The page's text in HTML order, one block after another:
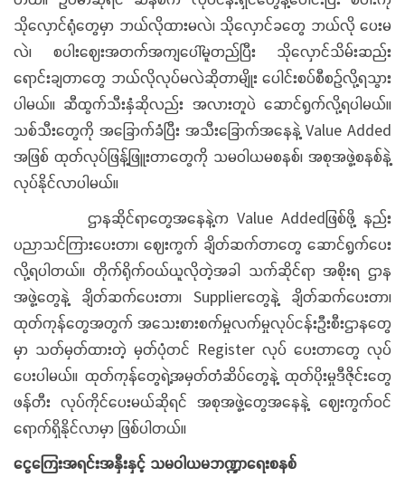
သိုလှောင်ရုံတွေမှာ ဘယ်လိုထားမလဲ၊ သိုလှောင်ခတွေ ဘယ်လို ပေးမ
လဲ၊ စပါးဈေးအတက်အကျပေါ်မူတည်ပြီး သိုလှောင်သိမ်းဆည်း
ရောင်းချတာတွေ ဘယ်လိုလုပ်မလဲဆိုတာမျိုး ပေါင်းစပ်စီစဉ်လို့ရသွား
ပါမယ်။ ဆီထွက်သီးနှံဆိုလည်း အလားတူပဲ ဆောင်ရွက်လို့ရပါမယ်။
သစ်သီးတွေကို အခြောက်ခံပြီး အသီးခြောက်အနေနဲ့ Value Added
အဖြစ် ထုတ်လုပ်ဖြန့်ဖြူးတာတွေကို သမဝါယမစနစ်၊ အစုအဖွဲ့စနစ်နဲ့
လုပ်နိုင်လာပါမယ်။
ဌာနဆိုင်ရာတွေအနေနဲ့က Value Addedဖြစ်ဖို့ နည်း
ပညာသင်ကြားပေးတာ၊ ဈေးကွက် ချိတ်ဆက်တာတွေ ဆောင်ရွက်ပေး
လို့ရပါတယ်။ တိုက်ရိုက်ဝယ်ယူလိုတဲ့အခါ သက်ဆိုင်ရာ အစိုးရ ဌာန
အဖွဲ့တွေနဲ့ ချိတ်ဆက်ပေးတာ၊ Supplierတွေနဲ့ ချိတ်ဆက်ပေးတာ၊
ထုတ်ကုန်တွေအတွက် အသေးစားစက်မှုလက်မှုလုပ်ငန်းဦးစီးဌာနတွေ
မှာ သတ်မှတ်ထားတဲ့ မှတ်ပုံတင် Register လုပ် ပေးတာတွေ လုပ်
ပေးပါမယ်။ ထုတ်ကုန်တွေရဲ့အမှတ်တံဆိပ်တွေနဲ့ ထုတ်ပိုးမှုဒီဇိုင်းတွေ
ဖန်တီး လုပ်ကိုင်ပေးမယ်ဆိုရင် အစုအဖွဲ့တွေအနေနဲ့ ဈေးကွက်ဝင်
ရောက်ရှိနိုင်လာမှာ ဖြစ်ပါတယ်။
ငွေကြေးအရင်းအနှီးနှင့် သမဝါယမဘဏ္ဍာရေးစနစ်